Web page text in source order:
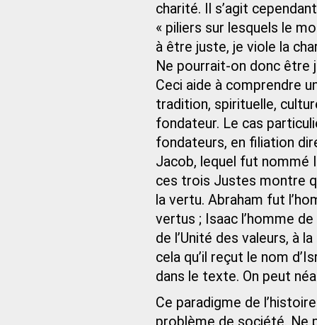
charité. Il s’agit
« piliers sur lesquels le
à être juste, je viole la
Ne pourrait-on donc être
Ceci aide à comprendre
tradition, spirituelle,
fondateur. Le cas
fondateurs, en filiation
Jacob, lequel fut nommé
ces trois Justes montre
la vertu. Abraham fut
vertus ; Isaac l’homme
de l’Unité des valeurs, à
cela qu’il reçut le nom
dans le texte. On peut
Ce paradigme de